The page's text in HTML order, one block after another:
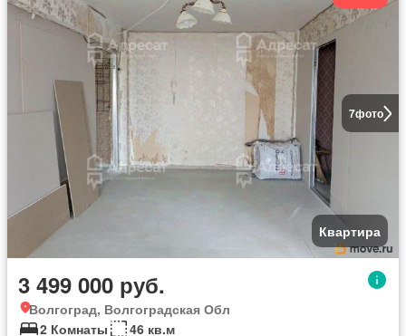
7фото
Квартира
3 499 000 руб.
Волгоград, Волгоградская Обл
2 Комнаты
46 кв.м